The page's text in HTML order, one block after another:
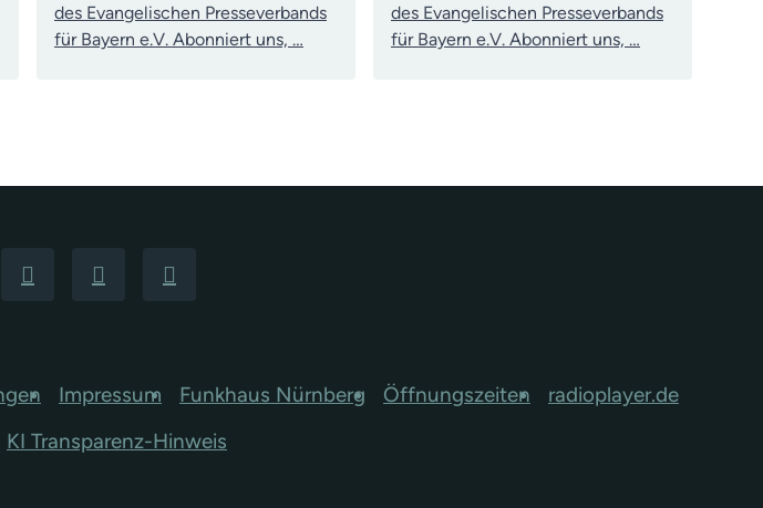
des Evangelischen Presseverbands
für Bayern e.V. Abonniert uns, …
des Evangelischen Presseverbands
für Bayern e.V. Abonniert uns, …
Impressum Funkhaus Nürnberg Öffnungszeiten
radioplayer.de
KI Transparenz-Hinweis